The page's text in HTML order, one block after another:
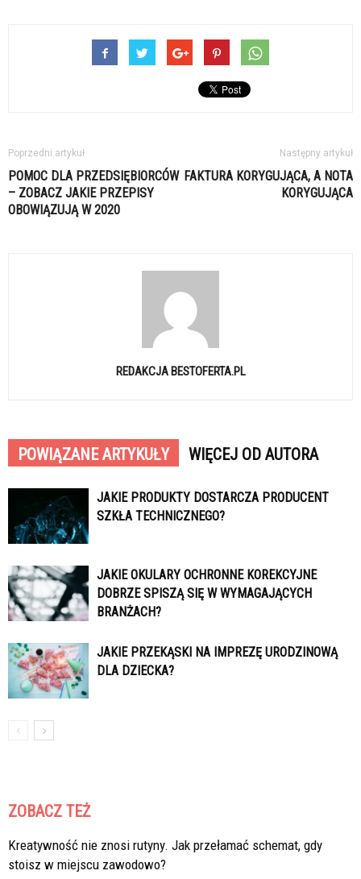
Poprzedni artykuł
POMOC DLA PRZEDSIĘBIORCÓW
– ZOBACZ JAKIE PRZEPISY
OBOWIĄZUJĄ W 2020
Następny artykuł
FAKTURA KORYGUJĄCA, A NOTA
KORYGUJĄCA
REDAKCJA BESTOFERTA.PL
POWIĄZANE ARTYKUŁY WIĘCEJ OD AUTORA
JAKIE PRODUKTY DOSTARCZA PRODUCENT
SZKŁA TECHNICZNEGO?
JAKIE OKULARY OCHRONNE KOREKCYJNE
DOBRZE SPISZĄ SIĘ W WYMAGAJĄCYCH
BRANŻACH?
JAKIE PRZEKĄSKI NA IMPREZĘ URODZINOWĄ
DLA DZIECKA?
ZOBACZ TEŻ
Kreatywność nie znosi rutyny. Jak przełamać schemat, gdy
stoisz w miejscu zawodowo?